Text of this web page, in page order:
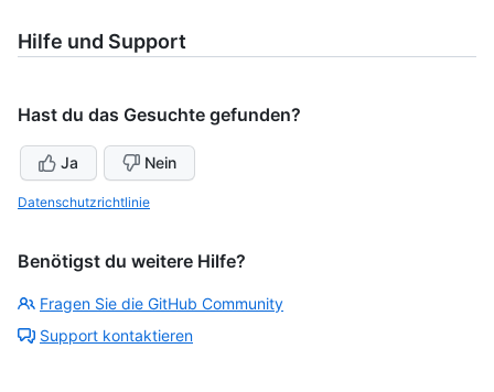
Hilfe und Support
Hast du das Gesuchte gefunden?
Ja Nein
Datenschutzrichtlinie
Benötigst du weitere Hilfe?
Fragen Sie die GitHub Community
Support kontaktieren